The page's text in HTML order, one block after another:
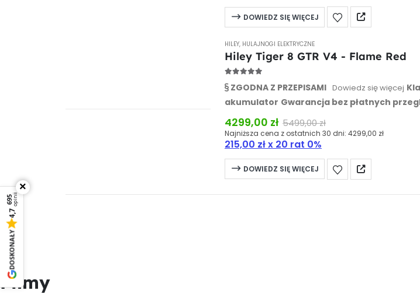
DOWIEDZ SIĘ WIĘCEJ
HILEY, HULAJNOGI ELEKTRYCZNE
Hiley Tiger 8 GTR V4 - Flame Red
ZGODNA Z PRZEPISAMI Dowiedz się więcej
akumulator Gwarancja bez płatnych
km
Oblicz zasięg
4299,00 zł 5499,00zł
Najniższa cena z ostatnich 30 dni: 4299,00 zł
215,00 złx 20 rat 0%
DOWIEDZ SIĘ WIĘCEJ
Filmy
×
695opinii
4,7
DOSKONAŁY